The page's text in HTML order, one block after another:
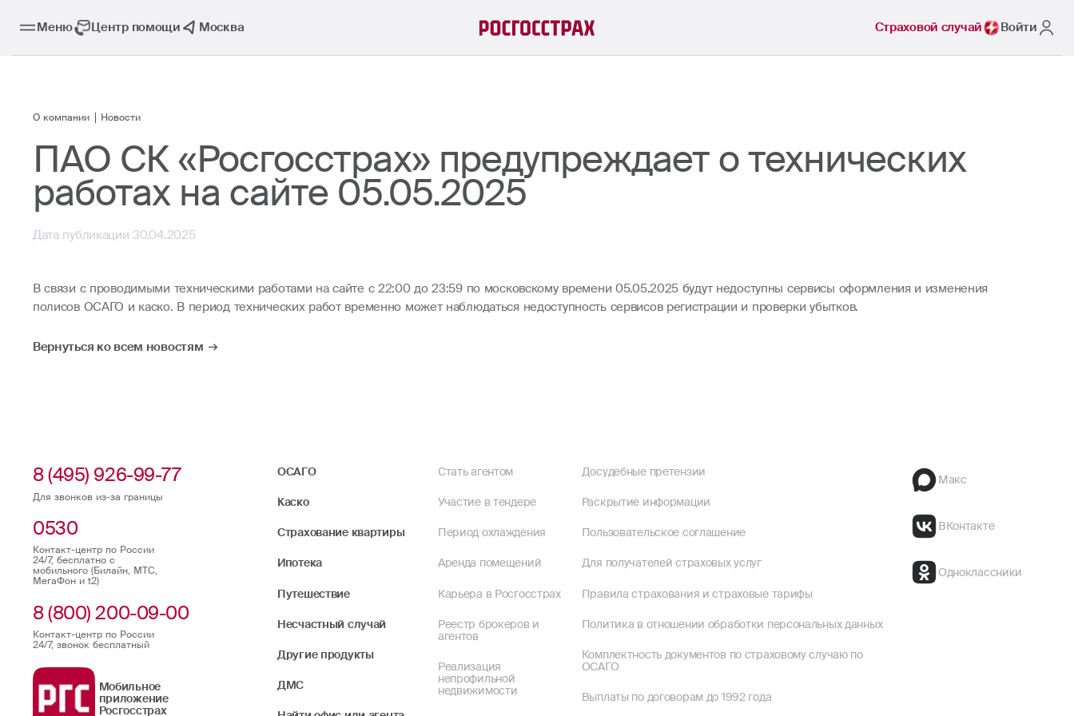
Меню Центр помощи Москва Страховой случай Войти
О компании Новости
ПАО СК «Росгосстрах» предупреждает о технических
работах на сайте 05.05.2025
Дата публикации 30.04.2025
В связи с проводимыми техническими работами на сайте с 22:00 до 23:59 по московскому времени 05.05.2025 будут недоступны сервисы оформления и изменения
полисов ОСАГО и каско. В период технических работ временно может наблюдаться недоступность сервисов регистрации и проверки убытков.
Вернуться ко всем новостям
8 (495) 926-99-77
Для звонков из-за границы
0530
Контакт-центр по России
24/7, бесплатно с
мобильного (Билайн, МТС,
МегаФон и t2)
8 (800) 200-09-00
Контакт-центр по России
24/7, звонок бесплатный
Мобильное
приложение
Росгосстрах
ОСАГО
Каско
Страхование квартиры
Ипотека
Путешествие
Несчастный случай
Другие продукты
ДМС
Стать агентом
Участие в тендере
Период охлаждения
Аренда помещений
Карьера в Росгосстрах
Реестр брокеров и
агентов
Реализация
непрофильной
недвижимости
Досудебные претензии
Раскрытие информации
Пользовательское соглашение
Для получателей страховых услуг
Правила страхования и страховые тарифы
Политика в отношении обработки персональных данных
Комплектность документов по страховому случаю по
ОСАГО
Выплаты по договорам до 1992 года
Макс
ВКонтакте
Одноклассники